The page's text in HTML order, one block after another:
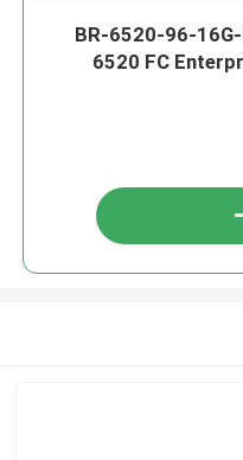
BR-6520-96-
6520 FC